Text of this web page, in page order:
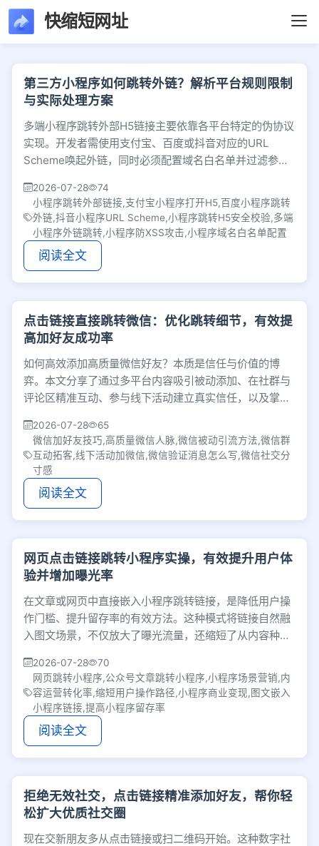
快缩短网址
文章列表 - 第188页
第三方小程序如何跳转外链？解析平台规则限制
与实际处理方案
多端小程序跳转外部H5链接主要依靠各平台特定的伪协议
实现。开发者需使用支付宝、百度或抖音对应的URL
Scheme唤起外链，同时必须配置域名白名单并过滤参
2026-07-28
74
小程序跳转外部链接,支付宝小程序打开H5,百度小程序跳转
外链,抖音小程序URL Scheme,小程序跳转H5安全校验,多端
小程序外链跳转,小程序防XSS攻击,小程序域名白名单配置
阅读全文
点击链接直接跳转微信：优化跳转细节，有效提
高加好友成功率
如何高效添加高质量微信好友？本质是信任与价值的博
弈。本文分享了通过多平台内容吸引被动添加、在社群与
评论区精准互动、参与线下活动建立真实信任，以及掌握
2026-07-28
65
微信加好友技巧,高质量微信人脉,微信被动引流方法,微信群
互动拓客,线下活动加微信,微信验证消息怎么写,微信社交分
寸感
阅读全文
网页点击链接跳转小程序实操，有效提升用户体
验并增加曝光率
在文章或网页中直接嵌入小程序跳转链接，是降低用户操
作门槛、提升留存率的有效方法。这种模式将链接自然融
入图文场景，不仅放大了曝光流量，还缩短了从内容种草
2026-07-28
70
网页跳转小程序,公众号文章跳转小程序,小程序场景营销,内
容运营转化率,缩短用户操作路径,小程序商业变现,图文嵌入
小程序链接,提高小程序留存率
阅读全文
拒绝无效社交，点击链接精准添加好友，帮你轻
松扩大优质社交圈
现在交新朋友多从点击链接或扫二维码开始。这种数字社